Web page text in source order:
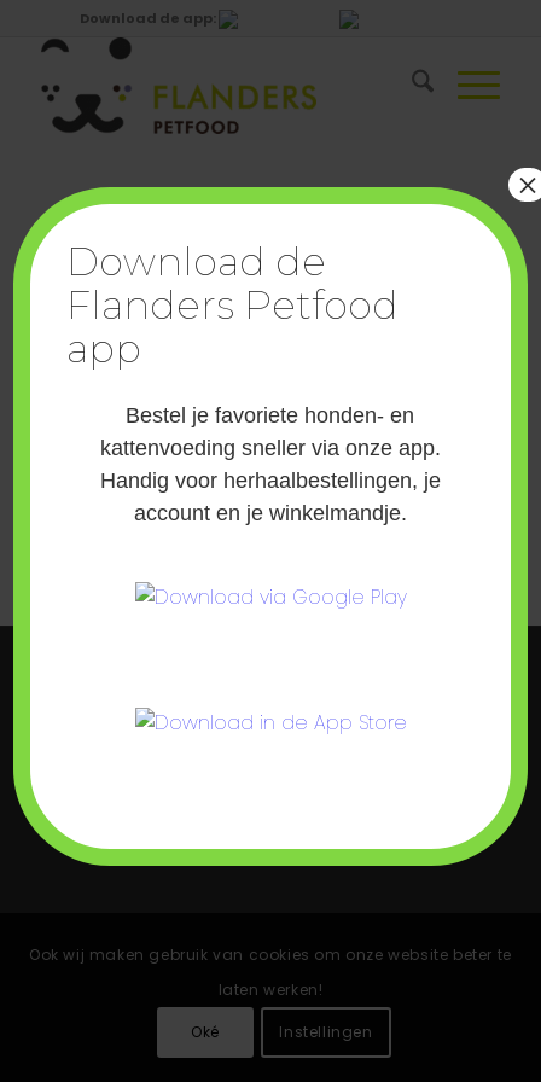
Download de app:
Wachtwoord vergeten? Voer je
gebruikersnaam of e-mailadres in. Je
ontvangt een link via e-mail om een nieuw
wachtwoord in te stellen.
e-mailadres*
Ook wij maken gebruik van cookies om onze website beter te
laten werken!
Oké Instellingen
Download de
Flanders Petfood
app
Bestel je favoriete honden- en
kattenvoeding sneller via onze app.
Handig voor herhaalbestellingen, je
account en je winkelmandje.
×